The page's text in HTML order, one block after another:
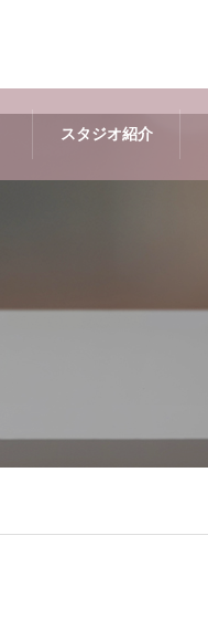
スタジオ紹介